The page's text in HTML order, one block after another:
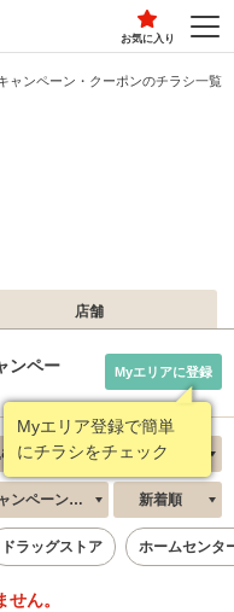
お気に入り
ャンペーン・クーポンのチラシ一覧
店舗
ンペー
Myエリア登録で簡単
にチラシをチェック
Myエリアに登録
ン・クーポン 新着順
ドラッグストア ホームセンタ
ん。